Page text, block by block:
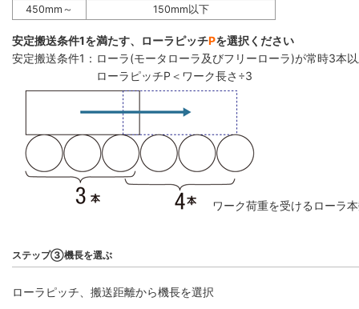
450mm～
150mm以下
安定搬送条件1を満たす、ローラピッチPを選択ください
安定搬送条件1：ローラ(モータローラ及びフリーローラ)が常時3本
ローラピッチP＜ワーク長さ÷3
ワーク荷重を受けるローラ
ステップ③機長を選ぶ
ローラピッチ、搬送距離から機長を選択